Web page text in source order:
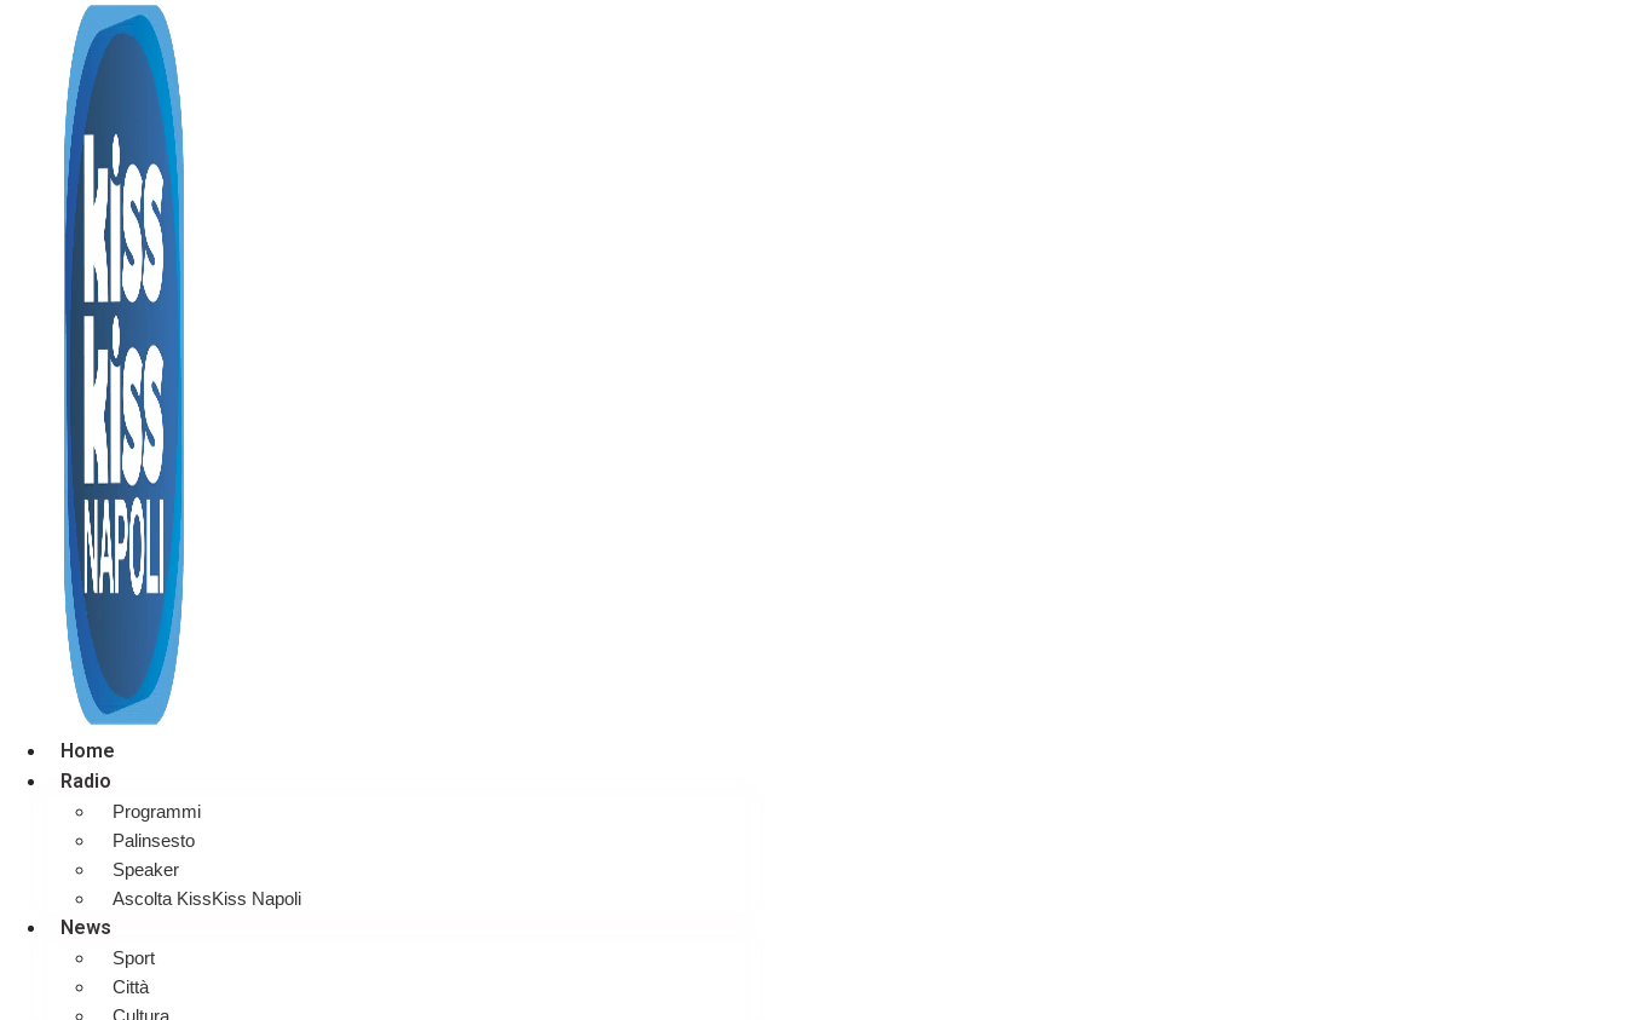
Home
Radio
Programmi
Palinsesto
Speaker
Ascolta KissKiss Napoli
News
Sport
Città
Cultura